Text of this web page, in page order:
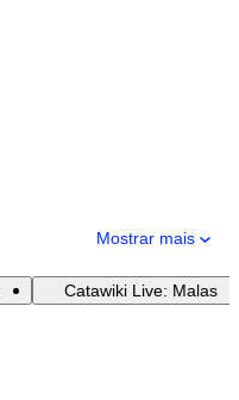
Mostrar mais
Catawiki Live: Malas